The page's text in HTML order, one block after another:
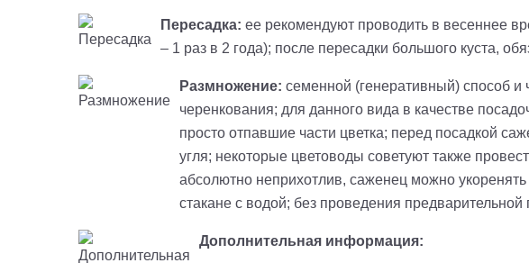
Пересадка: ее рекомендуют проводить в весеннее
– 1 раз в 2 года); после пересадки большого куста,
Размножение: семенной (генеративный) способ
черенкования; для данного вида в качестве
просто отпавшие части цветка; перед посадкой
угля; некоторые цветоводы советуют также
абсолютно неприхотлив, саженец можно
стакане с водой; без проведения предварительной
Дополнительная информация: